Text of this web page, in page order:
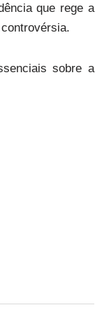
que rege a
sobre a